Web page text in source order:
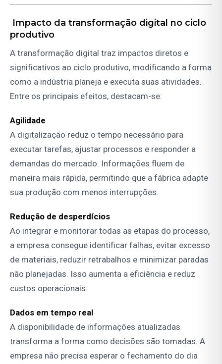
Impacto da transformação digital no ciclo
produtivo
A transformação digital traz impactos diretos e
significativos ao ciclo produtivo, modificando a forma
como a indústria planeja e executa suas atividades.
Entre os principais efeitos, destacam-se:
Agilidade
A digitalização reduz o tempo necessário para
executar tarefas, ajustar processos e responder a
demandas do mercado. Informações fluem de
maneira mais rápida, permitindo que a fábrica adapte
sua produção com menos interrupções.
Redução de desperdícios
Ao integrar e monitorar todas as etapas do processo,
a empresa consegue identificar falhas, evitar excesso
de materiais, reduzir retrabalhos e minimizar paradas
não planejadas. Isso aumenta a eficiência e reduz
custos operacionais.
Dados em tempo real
A disponibilidade de informações atualizadas
transforma a forma como decisões são tomadas. A
empresa não precisa esperar o fechamento do dia